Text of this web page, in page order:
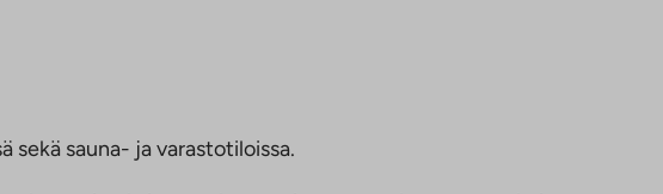
sekä sauna- ja varastotiloissa.